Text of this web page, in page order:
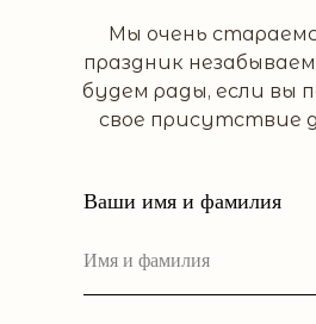
Мы очень
праздник
будем рады, если вы
свое присутствие
Ваши имя и фамилия